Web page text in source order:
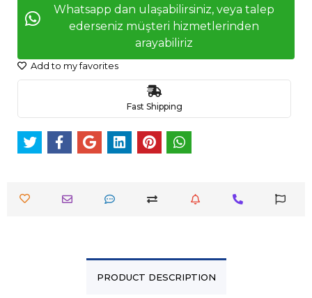
Whatsapp dan ulaşabilirsiniz, veya talep
ederseniz müşteri hizmetlerinden
arayabiliriz
Add to my favorites
Fast Shipping
PRODUCT DESCRIPTION